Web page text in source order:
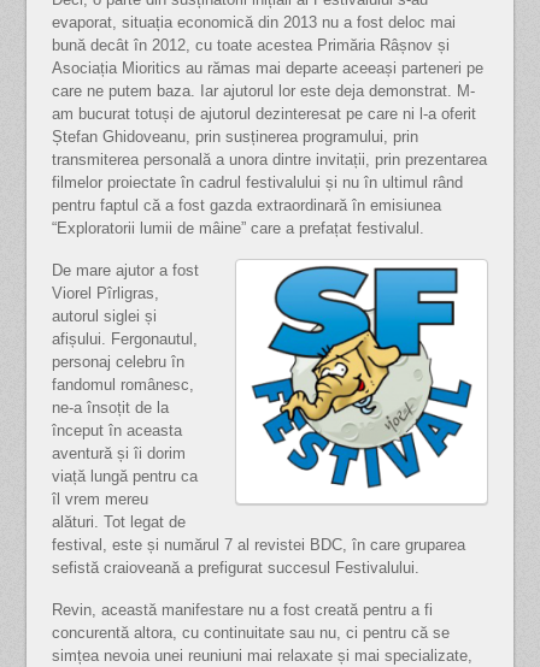
evaporat, situația economică din 2013 nu a fost deloc mai
bună decât în 2012, cu toate acestea Primăria Râșnov și
Asociația Mioritics au rămas mai departe aceeași parteneri pe
care ne putem baza. Iar ajutorul lor este deja demonstrat. M-
am bucurat totuși de ajutorul dezinteresat pe care ni l-a oferit
Ștefan Ghidoveanu, prin susținerea programului, prin
transmiterea personală a unora dintre invitații, prin prezentarea
filmelor proiectate în cadrul festivalului și nu în ultimul rând
pentru faptul că a fost gazda extraordinară în emisiunea
“Exploratorii lumii de mâine” care a prefațat festivalul.
De mare ajutor a fost
Viorel Pîrligras,
autorul siglei și
afișului. Fergonautul,
personaj celebru în
fandomul românesc,
ne-a însoțit de la
început în aceasta
aventură și îi dorim
viață lungă pentru ca
îl vrem mereu
alături. Tot legat de
festival, este și numărul 7 al revistei BDC, în care gruparea
sefistă craioveană a prefigurat succesul Festivalului.
Revin, această manifestare nu a fost creată pentru a fi
concurentă altora, cu continuitate sau nu, ci pentru că se
simțea nevoia unei reuniuni mai relaxate și mai specializate,